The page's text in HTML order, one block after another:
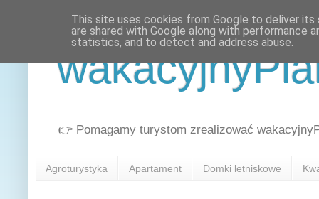
👉 Pomagamy turystom zrealizować
Agroturystyka Apartament Domki letniskowe
This site uses cookies from Google to deliver
are shared with Google along with performance
statistics, and to detect and address abuse.